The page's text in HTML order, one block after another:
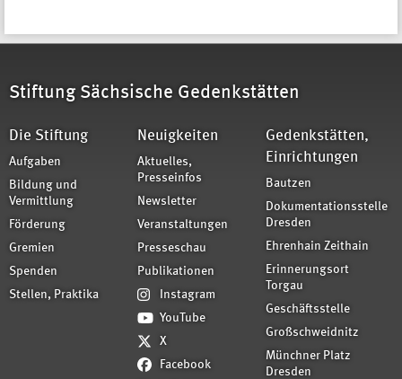
Stiftung Sächsische Gedenkstätten
Die Stiftung
Aufgaben
Bildung und
Vermittlung
Förderung
Gremien
Spenden
Stellen, Praktika
Neuigkeiten
Aktuelles,
Presseinfos
Newsletter
Veranstaltungen
Presseschau
Publikationen
Instagram
YouTube
X
Facebook
Gedenkstätten,
Einrichtungen
Bautzen
Dokumentationsstelle
Dresden
Ehrenhain Zeithain
Erinnerungsort
Torgau
Geschäftsstelle
Großschweidnitz
Münchner Platz
Dresden